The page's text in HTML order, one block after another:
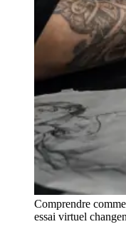
Comprendre
essai virtuel